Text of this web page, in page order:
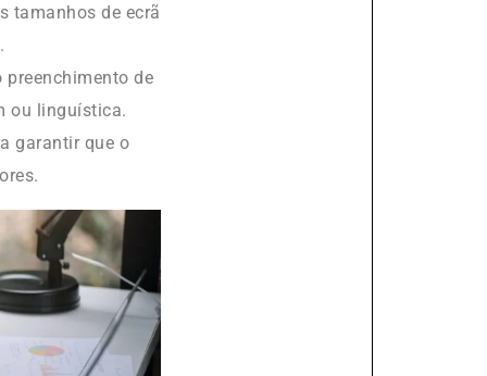
tamanhos de ecrã
de
ou linguística.
garantir que o